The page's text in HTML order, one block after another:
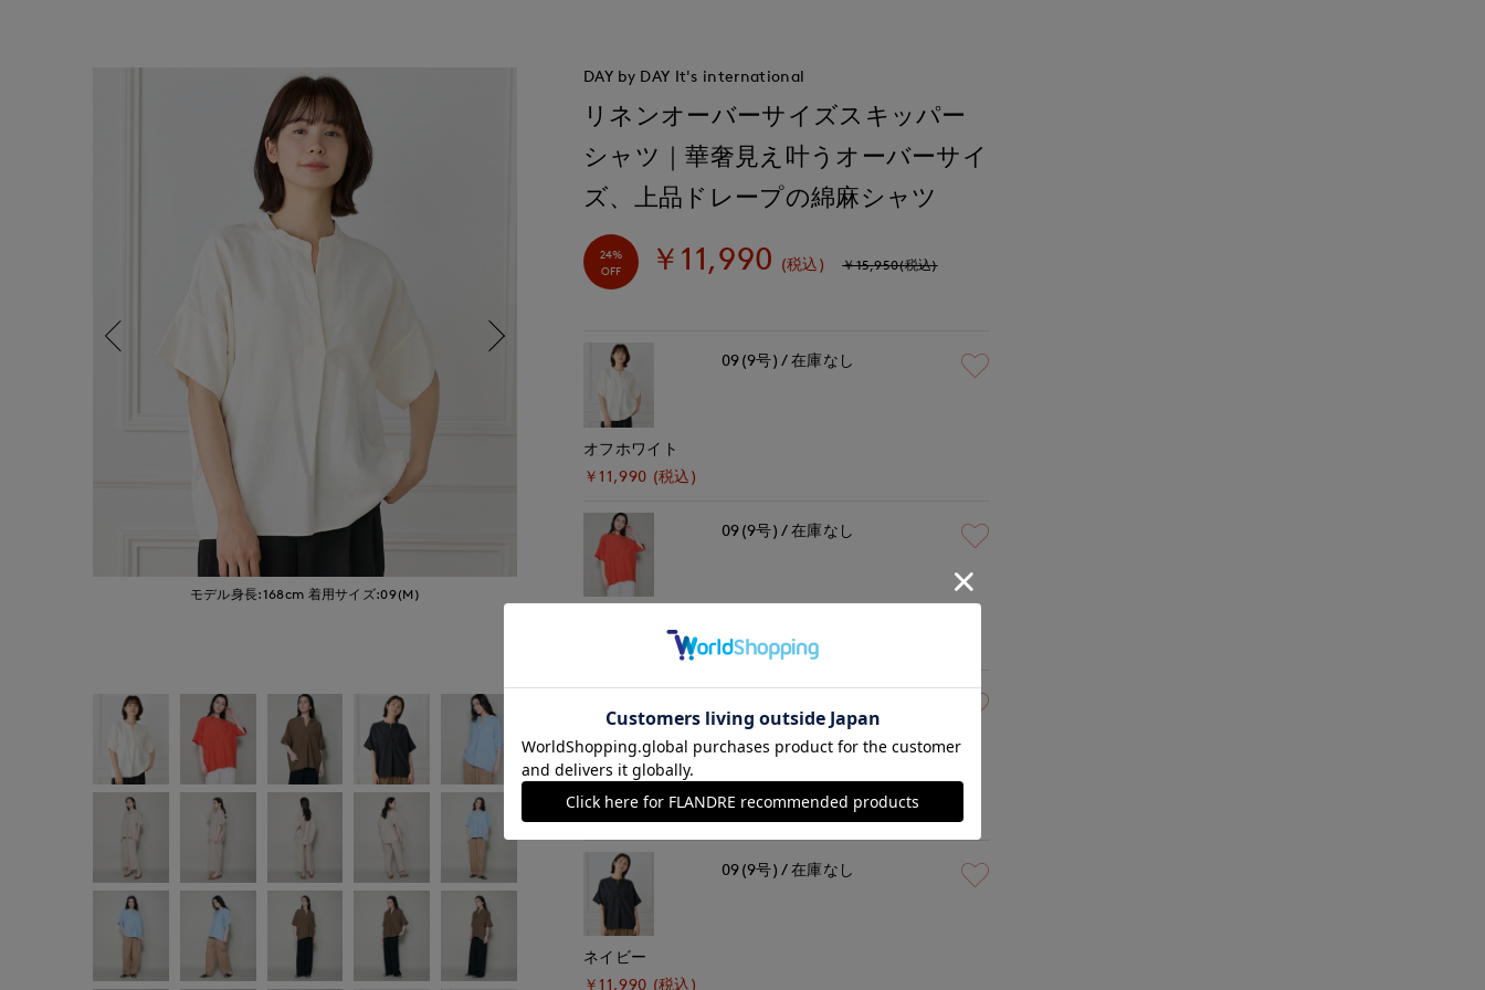
モデル身長:168cm 着用サイズ:09(M) モデル身長:162cm
DAY by DAY It's international
リネンオーバーサイズスキッパー
シャツ｜華奢見え叶うオーバーサイ
ズ、上品ドレープの綿麻シャツ
24%
OFF
￥11,990 (税込) ￥15,950(税込)
オフホワイト
￥11,990 (税込)
09(9号) 在庫なし
￥11,990 (税込)
09(9号) 在庫なし
カーキ
ネイビー
￥11,990 (税込)
09(9号) 在庫なし